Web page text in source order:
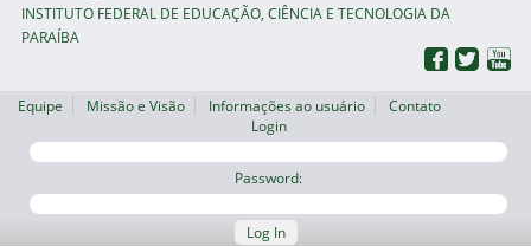
INSTITUTO FEDERAL DE EDUCAÇÃO, CIÊNCIA E TECNOLOGIA DA
PARAÍBA
Equipe Missão e Visão Informações ao usuário
Contato
Login
Password:
Log In